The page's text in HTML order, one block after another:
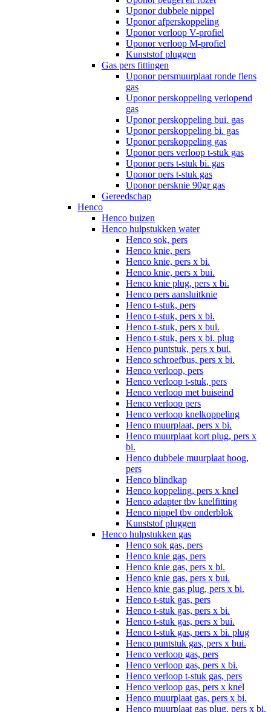
Uponor dubbele nippel
Uponor afperskoppeling
Uponor verloop V-profiel
Uponor verloop M-profiel
Kunststof pluggen
Gas pers fittingen
Uponor persmuurplaat ronde flens
gas
Uponor perskoppeling verlopend
gas
Uponor perskoppeling bui. gas
Uponor perskoppeling bi. gas
Uponor perskoppeling gas
Uponor pers verloop t-stuk gas
Uponor pers t-stuk bi. gas
Uponor pers t-stuk gas
Uponor persknie 90gr gas
Gereedschap
Henco
Henco buizen
Henco hulpstukken water
Henco sok, pers
Henco knie, pers
Henco knie, pers x bi.
Henco knie, pers x bui.
Henco knie plug, pers x bi.
Henco pers aansluitknie
Henco t-stuk, pers
Henco t-stuk, pers x bi.
Henco t-stuk, pers x bui.
Henco t-stuk, pers x bi. plug
Henco puntstuk, pers x bui.
Henco schroefbus, pers x bi.
Henco verloop, pers
Henco verloop t-stuk, pers
Henco verloop met buiseind
Henco verloop pers
Henco verloop knelkoppeling
Henco muurplaat, pers x bi.
Henco muurplaat kort plug, pers x
bi.
Henco dubbele muurplaat hoog,
pers
Henco blindkap
Henco koppeling, pers x knel
Henco adapter tbv knelfitting
Henco nippel tbv onderblok
Kunststof pluggen
Henco hulpstukken gas
Henco sok gas, pers
Henco knie gas, pers
Henco knie gas, pers x bi.
Henco knie gas, pers x bui.
Henco knie gas plug, pers x bi.
Henco t-stuk gas, pers
Henco t-stuk gas, pers x bi.
Henco t-stuk gas, pers x bui.
Henco t-stuk gas, pers x bi. plug
Henco puntstuk gas, pers x bui.
Henco verloop gas, pers
Henco verloop gas, pers x bi.
Henco verloop t-stuk gas, pers
Henco verloop gas, pers x knel
Henco muurplaat gas, pers x bi.
Henco muurplaat gas plug, pers x bi.